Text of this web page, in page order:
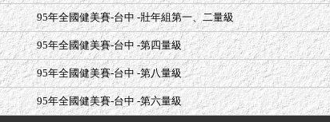
95年全國健美賽-台中 -壯年組第一、二量級
95年全國健美賽-台中 -第四量級
95年全國健美賽-台中 -第八量級
95年全國健美賽-台中 -第六量級